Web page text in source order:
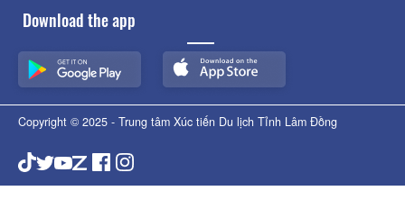
Download the app
Copyright © 2025 - Trung tâm Xúc tiến Du lịch Tỉnh Lâm Đồng